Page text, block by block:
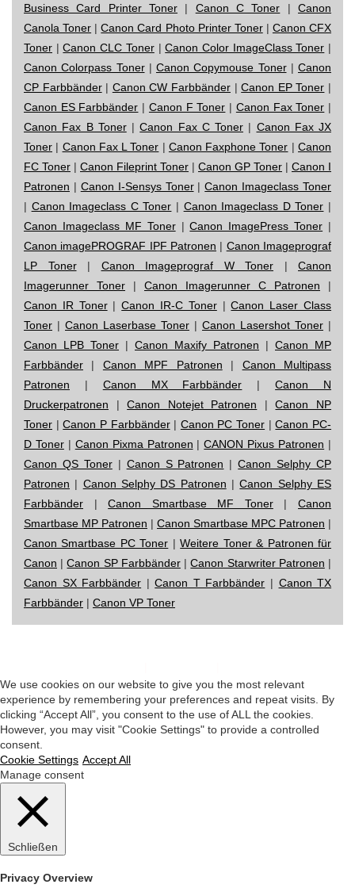
Business Card Printer Toner | Canon C Toner |Canon
Canola Toner |Canon Card Photo Printer Toner| Canon CFX
Toner |Canon CLC Toner|Canon Color ImageClass Toner |
Canon Colorpass Toner| Canon Copymouse Toner| Canon
CP Farbbänder| Canon CW Farbbänder |Canon EP Toner |
Canon ES Farbbänder | Canon F Toner | Canon Fax Toner |
Canon Fax B Toner|Canon Fax C Toner | Canon Fax JX
Toner | Canon Fax L Toner | Canon Faxphone Toner |Canon
FC Toner | Canon Fileprint Toner | Canon GP Toner | Canon I
Patronen | Canon I-Sensys Toner|Canon Imageclass Toner
| Canon Imageclass C Toner | Canon Imageclass D Toner |
Canon Imageclass MF Toner|Canon ImagePress Toner |
Canon imagePROGRAF IPF Patronen | Canon Imageprograf
LP Toner| Canon Imageprograf W Toner | Canon
Imagerunner Toner | Canon Imagerunner C Patronen |
Canon IR Toner|Canon IR-C Toner|Canon Laser Class
Toner | Canon Laserbase Toner | Canon Lasershot Toner |
Canon LPB Toner | Canon Maxify Patronen | Canon MP
Farbbänder | Canon MPF Patronen | Canon Multipass
Patronen | Canon MX Farbbänder |Canon N
Druckerpatronen |Canon Notejet Patronen |Canon NP
Toner |Canon P Farbbänder| Canon PC Toner |Canon PC-
D Toner| Canon Pixma Patronen |CANON Pixus Patronen |
Canon QS Toner| Canon S Patronen |Canon Selphy CP
Patronen | Canon Selphy DS Patronen |Canon Selphy ES
Farbbänder |Canon Smartbase MF Toner|Canon
Smartbase MP Patronen | Canon Smartbase MPC Patronen |
Canon Smartbase PC Toner |Weitere Toner & Patronen für
Canon |Canon SP Farbbänder|Canon Starwriter Patronen |
Canon SX Farbbänder |Canon T Farbbänder | Canon TX
Farbbänder | Canon VP Toner
We use cookies on our website to give you the most relevant
experience by remembering your preferences and repeat visits. By
clicking “Accept All”, you consent to the use of ALL the cookies.
However, you may visit "Cookie Settings" to provide a controlled
consent.
Cookie Settings Accept All
Manage consent
Schließen
Privacy Overview